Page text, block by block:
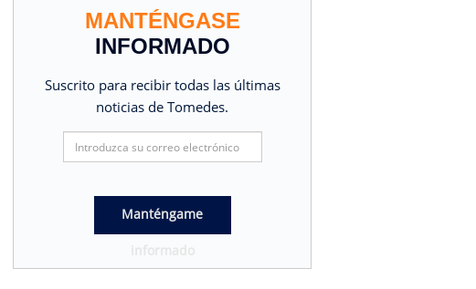
MANTÉNGASE
INFORMADO
Suscrito para recibir todas las últimas
noticias de Tomedes.
Manténgame